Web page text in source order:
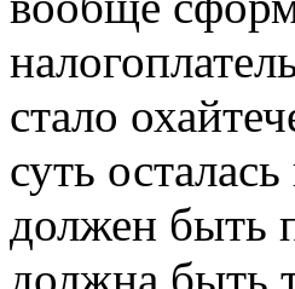
стало
суть
должен быть